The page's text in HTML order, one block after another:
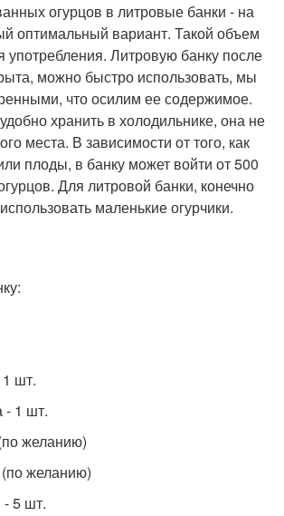
огурцов в литровые банки - на
оптимальный вариант. Такой объем
употребления. Литровую банку после
можно быстро использовать, мы
что осилим ее содержимое.
хранить в холодильнике, она не
места. В зависимости от того, как
плоды, в банку может войти от 500
Для литровой банки, конечно
маленькие огурчики.
шт.
- 1 шт.
желанию)
желанию)
5 шт.